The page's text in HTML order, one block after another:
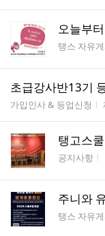
오늘부
게시판명
탱스 자유
초급강사반13기
게시판명
가입인사 & 등업신청
탱고스
게시판명
공지사항
주니와
게시판명
탱스 자유